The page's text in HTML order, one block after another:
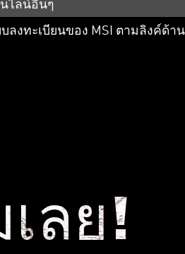
ไลน์อื่นๆ
ลงทะเบียนของ MSI ตามลิงค์ด้าน
เลย!